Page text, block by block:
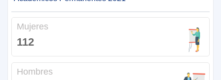
Mujeres
112
Hombres